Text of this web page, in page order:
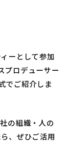
ーとして参加
プロデューサー
でご紹介しま
の組織・人の
、ぜひご活用